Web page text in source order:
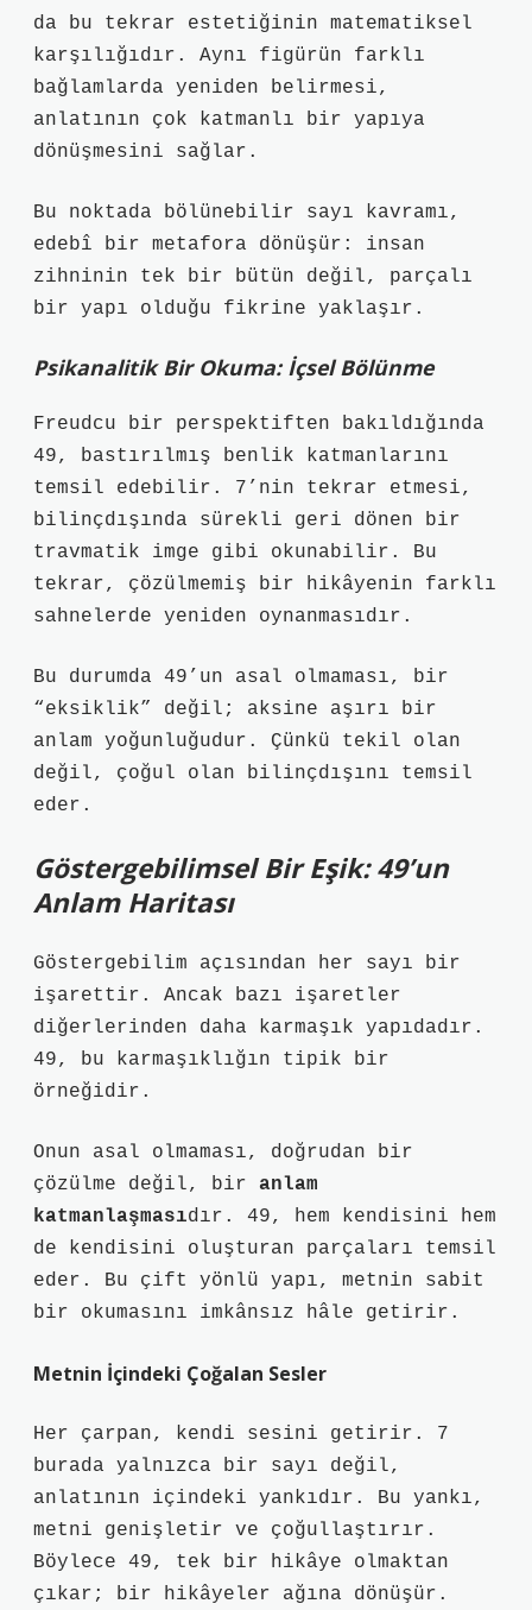
da bu tekrar estetiğinin matematiksel
karşılığıdır. Aynı figürün farklı
bağlamlarda yeniden belirmesi,
anlatının çok katmanlı bir yapıya
dönüşmesini sağlar.
Bu noktada bölünebilir sayı kavramı,
edebî bir metafora dönüşür: insan
zihninin tek bir bütün değil, parçalı
bir yapı olduğu fikrine yaklaşır.
Psikanalitik Bir Okuma: İçsel Bölünme
Freudcu bir perspektiften bakıldığında
49, bastırılmış benlik katmanlarını
temsil edebilir. 7’nin tekrar etmesi,
bilinçdışında sürekli geri dönen bir
travmatik imge gibi okunabilir. Bu
tekrar, çözülmemiş bir hikâyenin farklı
sahnelerde yeniden oynanmasıdır.
Bu durumda 49’un asal olmaması, bir
“eksiklik” değil; aksine aşırı bir
anlam yoğunluğudur. Çünkü tekil olan
değil, çoğul olan bilinçdışını temsil
eder.
Göstergebilimsel Bir Eşik: 49’un
Anlam Haritası
Göstergebilim açısından her sayı bir
işarettir. Ancak bazı işaretler
diğerlerinden daha karmaşık yapıdadır.
49, bu karmaşıklığın tipik bir
örneğidir.
Onun asal olmaması, doğrudan bir
çözülme değil, bir anlam
katmanlaşmasıdır. 49, hem kendisini hem
de kendisini oluşturan parçaları temsil
eder. Bu çift yönlü yapı, metnin sabit
bir okumasını imkânsız hâle getirir.
Metnin İçindeki Çoğalan Sesler
Her çarpan, kendi sesini getirir. 7
burada yalnızca bir sayı değil,
anlatının içindeki yankıdır. Bu yankı,
metni genişletir ve çoğullaştırır.
Böylece 49, tek bir hikâye olmaktan
çıkar; bir hikâyeler ağına dönüşür.